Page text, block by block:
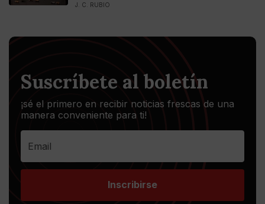
J. C. RUBIO
Suscríbete al boletín
¡sé el primero en recibir noticias frescas de una
manera conveniente para ti!
Inscribirse